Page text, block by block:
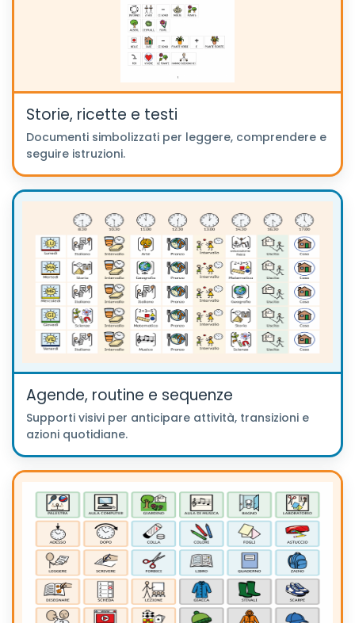
Storie, ricette e testi
Documenti simbolizzati per leggere, comprendere e
seguire istruzioni.
Agende, routine e sequenze
Supporti visivi per anticipare attività, transizioni e
azioni quotidiane.